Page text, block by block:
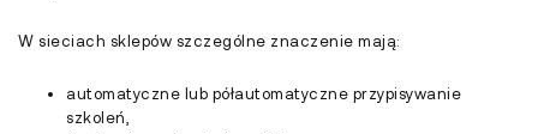
W sieciach sklepów szczególne znaczenie mają:
automatyczne lub półautomatyczne przypisywanie
szkoleń,